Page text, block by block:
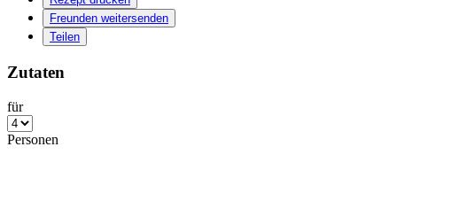
Freunden weitersenden
Teilen
Zutaten
für
Personen